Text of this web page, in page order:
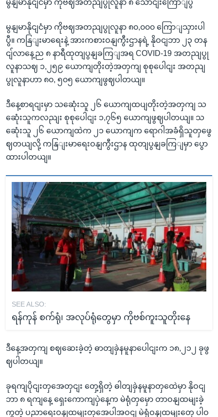
မွနျမာနိုငျငံမှာ ကိုဗဈအတညျပွုလူနာ ၈ သောငျးကြောျပွီ
မွနျမာနိုငျငံမှာ ကိုဗဈအတညျပွုလူနာ ၈၀,၀၀၀ ကြောျသှားပါ
ပွီ။ ကနြျးမာရေးနဲ့ အားကစားဝနျကွီးဌာနရဲ့ နိုဝငျဘာ ၂၃ တန
ငျ်လာနေ့ည ၈ နာရီထုတျပွနျခကြျအရ COVID-19 အတညျပွု
လူနာသဈ ၁,၂၅၉ ယောကျတိုးတဲ့အတှကျ စုစုပေါငျး အတညျ
ပွုလူနာဟာ ၈၀, ၅၀၅ ယောကျဖွဈပါတယျ။
ဒီနေ့စာရငျးမှာ သဆေုံးသူ ၂၆ ယောကျထပျတိုးတဲ့အတှကျ သ
ဆေုံးသူကလညျး စုစုပေါငျး ၁,၇၆၅ ယောကျဖွဈပါတယျ။ သ
ဆေုံးသူ ၂၆ ယောကျထဲက ၂၁ ယောကျက ရောဂါအခံရှိသူတှဖွေ
ဈတယျလို့ ကနြျးမာရေးဝနျကွီးဌာန ထုတျပွနျခကြျမှာ ပွော
ထားပါတယျ။
SEE ALSO:
ရန်ကုန် စက်ရုံ၊ အလုပ်ရုံတွေမှာ ကိုဗစ်ကူးသူတိုးနေ
ဒီနေ့အတှကျ စဈဆေးခဲ့တဲ့ ဓာတျခှဲနမူနာပေါငျးက ၁၈,၂၁၂ ခုဖွ
ဈပါတယျ။
ခုရကျပိုငျးတှအေတှငျး တှေ့ရှိတဲ့ ဓါတျခှဲနမူနာတှထေဲမှာ နိုဝငျ
ဘာ ၈ ရကျနေ့ ရှေးကောကျပှဲနေ့က မဲရုံတှမှော တာဝနျထမျးခဲ့
ကွတဲ့ ပညာရေးဝနျထမျးတှအေပါအဝငျ မဲရုံဝနျထမျးတှေ ပါဝ